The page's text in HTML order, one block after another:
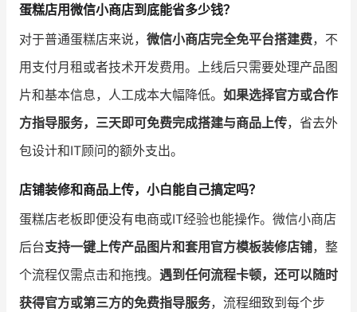
蛋糕店用微信小商店到底能省多少钱？
对于普通蛋糕店来说， 微信小商店完全免平台搭建费，不
用支付月租或者技术开发费用。上线后只需要处理产品图
片和基本信息，人工成本大幅降低。 如果选择官方或合作
方指导服务，三天即可免费完成搭建与商品上传，省去外
包设计和IT顾问的额外支出。
店铺装修和商品上传，小白能自己搞定吗？
蛋糕店老板即便没有电商或IT经验也能操作。微信小商店
后台支持一键上传产品图片和套用官方模板装修店铺，整
个流程仅需点击和拖拽。 遇到任何流程卡顿，还可以随时
获得官方或第三方的免费指导服务，流程细致到每个步